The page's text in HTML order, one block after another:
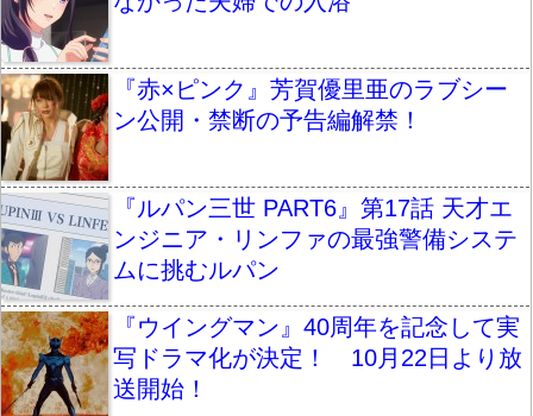
『赤×ピンク』芳賀優里亜のラブシー
ン公開・禁断の予告編解禁！
『ルパン三世 PART6』第17話 天才エ
ンジニア・リンファの最強警備システ
ムに挑むルパン
『ウイングマン』40周年を記念して実
写ドラマ化が決定！ 10月22日より放
送開始！